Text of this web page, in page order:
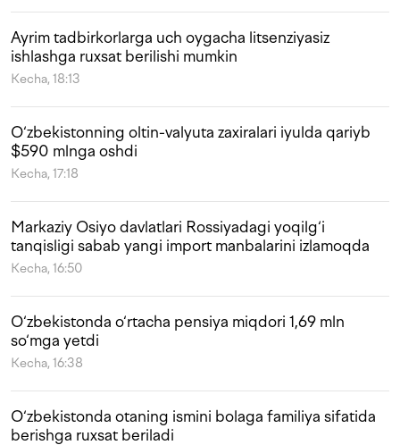
Ayrim tadbirkorlarga uch oygacha litsenziyasiz
ishlashga ruxsat berilishi mumkin
Kecha, 18:13
O‘zbekistonning oltin-valyuta zaxiralari iyulda qariyb
$590 mlnga oshdi
Kecha, 17:18
Markaziy Osiyo davlatlari Rossiyadagi yoqilg‘i
tanqisligi sabab yangi import manbalarini izlamoqda
Kecha, 16:50
O‘zbekistonda o‘rtacha pensiya miqdori 1,69 mln
so‘mga yetdi
Kecha, 16:38
O‘zbekistonda otaning ismini bolaga familiya sifatida
berishga ruxsat beriladi